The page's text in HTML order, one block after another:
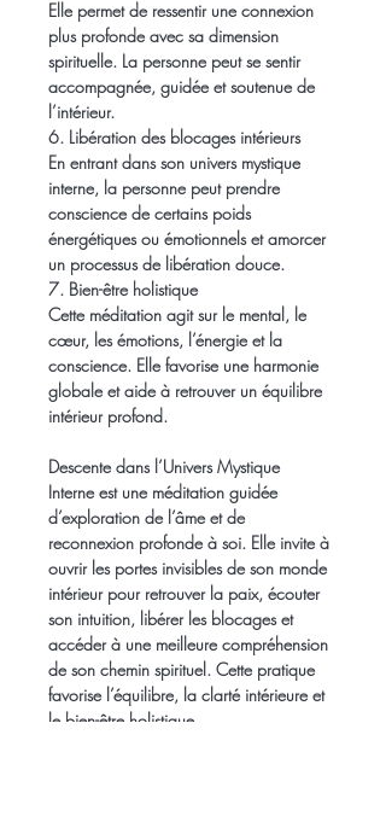
Elle permet de ressentir une connexion
plus profonde avec sa dimension
spirituelle. La personne peut se sentir
accompagnée, guidée et soutenue de
l’intérieur.
6. Libération des blocages intérieurs
En entrant dans son univers mystique
interne, la personne peut prendre
conscience de certains poids
énergétiques ou émotionnels et amorcer
un processus de libération douce.
7. Bien-être holistique
Cette méditation agit sur le mental, le
cœur, les émotions, l’énergie et la
conscience. Elle favorise une harmonie
globale et aide à retrouver un équilibre
intérieur profond.
Descente dans l’Univers Mystique
Interne est une méditation guidée
d’exploration de l’âme et de
reconnexion profonde à soi. Elle invite à
ouvrir les portes invisibles de son monde
intérieur pour retrouver la paix, écouter
son intuition, libérer les blocages et
accéder à une meilleure compréhension
de son chemin spirituel. Cette pratique
favorise l’équilibre, la clarté intérieure et
le bien-être holistique.